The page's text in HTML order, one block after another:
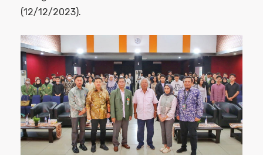
(12/12/2023).